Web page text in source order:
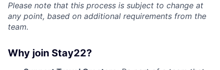
Please note that this process is subject to change at
any point, based on additional requirements from the
team.
Why join Stay22?